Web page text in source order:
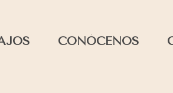
CONÓCENOS